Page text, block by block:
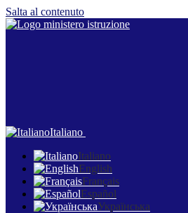
Salta al contenuto
Italiano
Italiano
English
Français
Español
Українська